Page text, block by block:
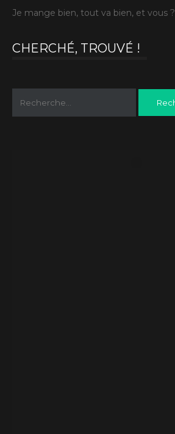
Je mange bien, tout va bien, et vous ?
CHERCHÉ, TROUVÉ !